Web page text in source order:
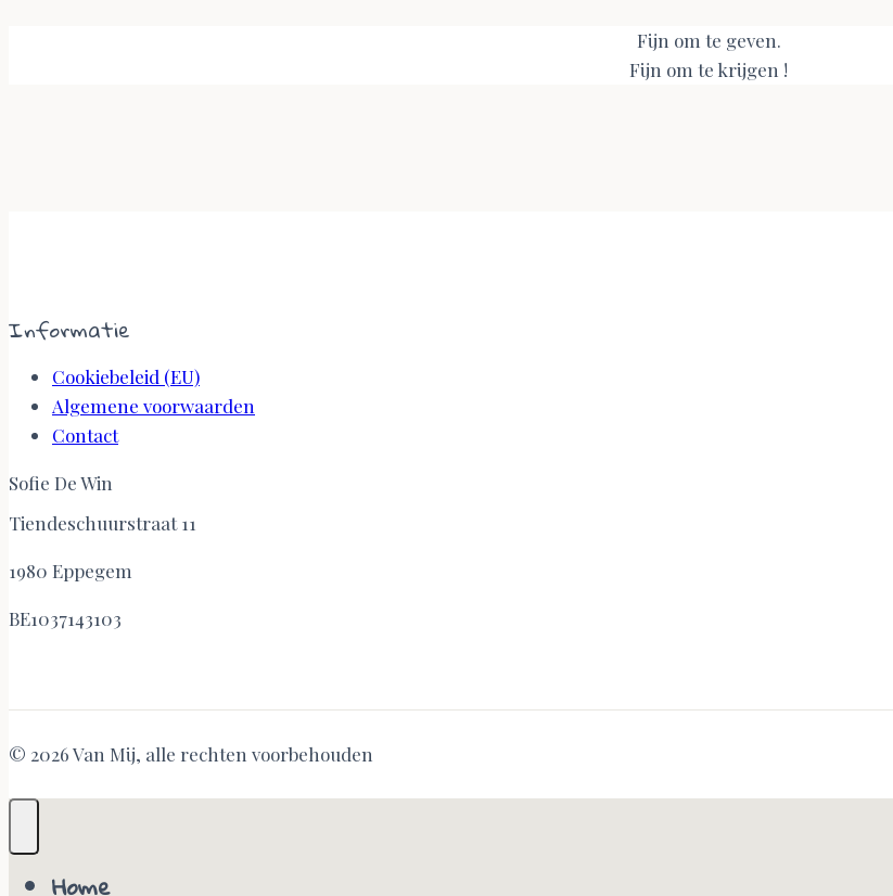
Fijn om te geven.
Fijn om te krijgen !
Informatie
Cookiebeleid (EU)
Algemene voorwaarden
Contact
Sofie De Win
Tiendeschuurstraat 11
1980 Eppegem
BE1037143103
© 2026 Van Mij, alle rechten voorbehouden
Home